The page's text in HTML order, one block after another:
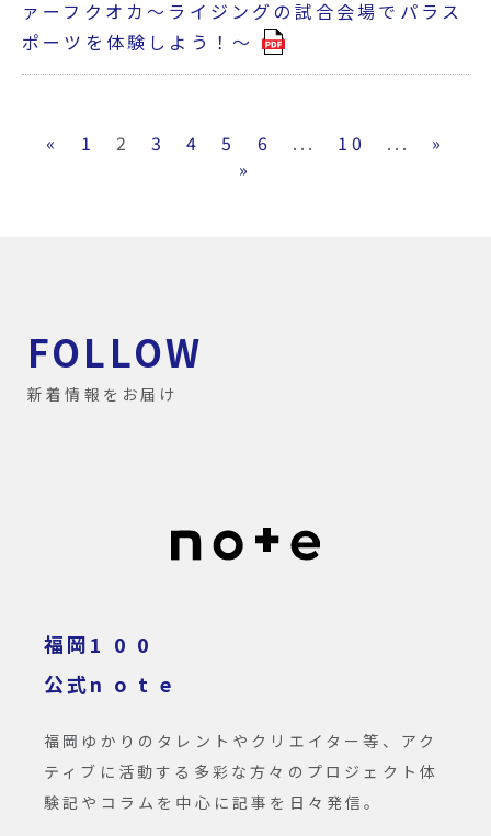
ァーフクオカ～ライジングの試合会場でパラス
ポーツを体験しよう！～
« 1 2 3 4 5 6 ... 10 ...
»
»
FOLLOW
新着情報をお届け
福岡1 0 0
公式n o t e
福岡ゆかりのタレントやクリエイター等、アク
ティブに活動する多彩な方々のプロジェクト体
験記やコラムを中心に記事を日々発信。